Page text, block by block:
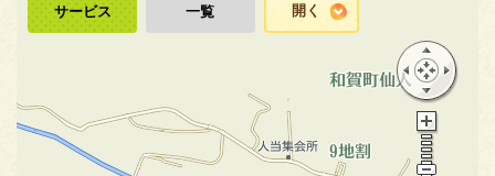
サービス 一覧 開く